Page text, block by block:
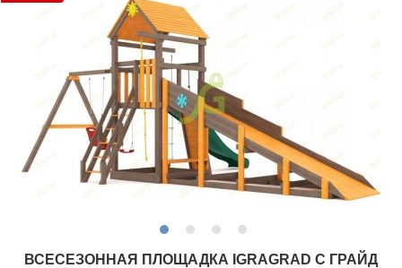
ВСЕСЕЗОННАЯ ПЛОЩАДКА IGRAGRAD С ГРАЙД